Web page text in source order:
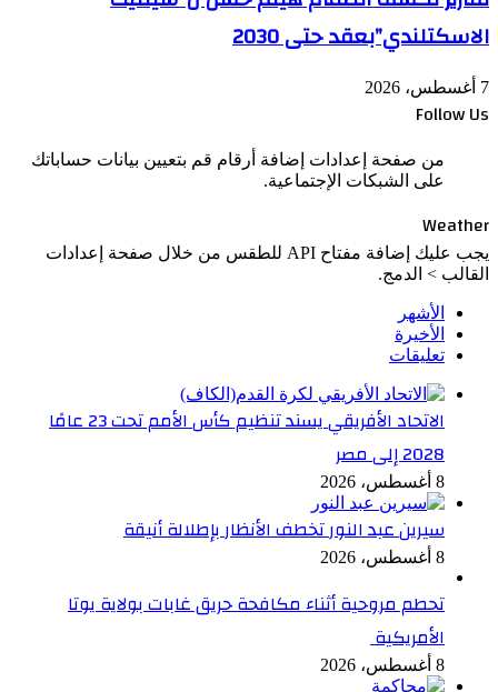
الاسكتلندي”بعقد حتى 2030
7 أغسطس، 2026
Follow Us
من صفحة إعدادات إضافة أرقام قم بتعيين بيانات حساباتك
على الشبكات الإجتماعية.
Weather
يجب عليك إضافة مفتاح API للطقس من خلال صفحة إعدادات
القالب > الدمج.
الأشهر
الأخيرة
تعليقات
الاتحاد الأفريقي يسند تنظيم كأس الأمم تحت 23 عامًا
2028 إلى مصر
8 أغسطس، 2026
سيرين عبد النور تخطف الأنظار بإطلالة أنيقة
8 أغسطس، 2026
تحطم مروحية أثناء مكافحة حريق غابات بولاية يوتا
الأمريكية
8 أغسطس، 2026